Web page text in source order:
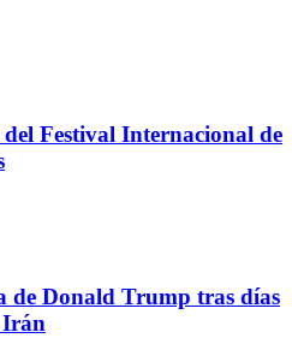
del Festival Internacional de
de Donald Trump tras días
Irán